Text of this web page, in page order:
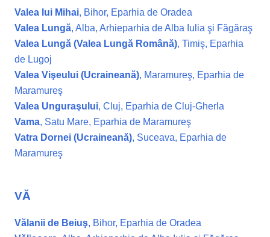
Valea lui Mihai, Bihor, Eparhia de Oradea
Valea Lungă, Alba, Arhieparhia de Alba Iulia şi Făgăraş
Valea Lungă (Valea Lungă Română), Timiş, Eparhia
de Lugoj
Valea Vişeului (Ucraineană), Maramureş, Eparhia de
Maramureş
Valea Unguraşului, Cluj, Eparhia de Cluj-Gherla
Vama, Satu Mare, Eparhia de Maramureş
Vatra Dornei (Ucraineană), Suceava, Eparhia de
Maramureş
VĂ
Vălanii de Beiuş, Bihor, Eparhia de Oradea